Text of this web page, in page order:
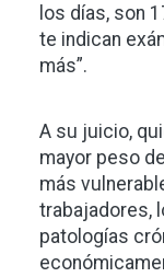
los días, son
te indican
más”.
A su juicio,
mayor peso
más
trabajadores,
patologías